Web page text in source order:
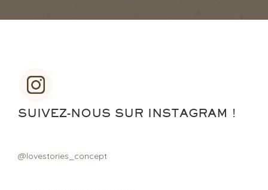
SUIVEZ-NOUS SUR INSTAGRAM !
@lovestories_concept